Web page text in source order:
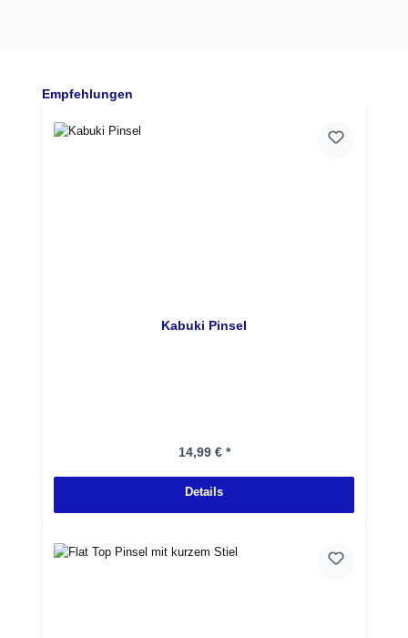
Produktgalerie überspringen
Empfehlungen
Kabuki Pinsel
Regulärer Preis:
14,99 € *
Details